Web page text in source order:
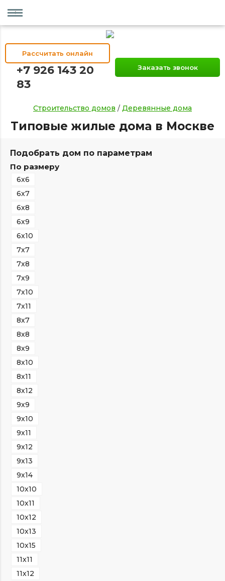
Рассчитать онлайн
+7 926 143 20
83
Заказать звонок
Строительство домов / Деревянные дома
Типовые жилые дома в Москве
Подобрать дом по параметрам
По размеру
6х6
6х7
6х8
6х9
6х10
7х7
7х8
7х9
7х10
7х11
8х7
8х8
8х9
8х10
8х11
8х12
9х9
9х10
9х11
9х12
9х13
9х14
10х10
10х11
10х12
10х13
10х15
11х11
11х12